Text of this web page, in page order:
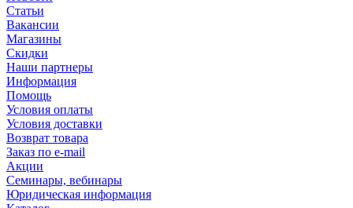
Статьи
Вакансии
Магазины
Скидки
Наши партнеры
Информация
Помощь
Условия оплаты
Условия доставки
Возврат товара
Заказ по e-mail
Акции
Семинары, вебинары
Юридическая информация